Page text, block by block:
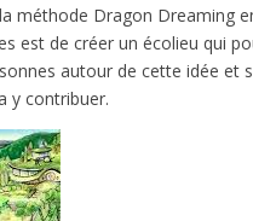
méthode Dragon Dreaming
est de créer un écolieu qui
autour de cette idée et
y contribuer.